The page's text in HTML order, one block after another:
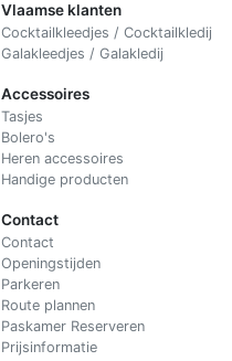
Vlaamse klanten
Cocktailkleedjes / Cocktailkledij
Galakleedjes / Galakledij
Accessoires
Tasjes
Bolero's
Heren accessoires
Handige producten
Contact
Contact
Openingstijden
Parkeren
Route plannen
Paskamer Reserveren
Prijsinformatie